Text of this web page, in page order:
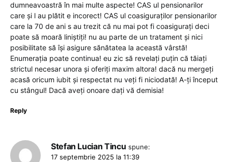
dumneavoastră în mai multe aspecte! CAS ul pensionarilor
care și l au plătit e incorect! CAS ul coasiguraților pensionarilor
care la 70 de ani s au trezit că nu mai pot fi coasigurați deci
poate să moară liniștiți! nu au parte de un tratament și nici
posibilitate să își asigure sănătatea la această vârstă!
Enumerația poate continua! eu zic să revelați puțin că tăiați
strictul necesar unora și oferiți maxim altora! dacă nu mergeți
acasă oricum iubit și respectat nu veți fi niciodată! A-ți început
cu stângul! Dacă aveți onoare dați vă demisia!
Reply
Stefan Lucian Tincu spune:
17 septembrie 2025 la 11:39